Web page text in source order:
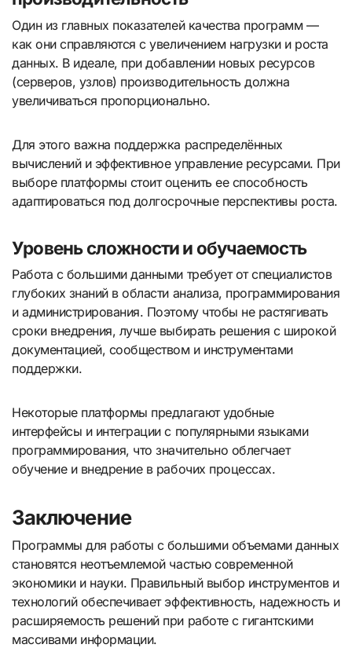
Один из главных показателей качества программ —
как они справляются с увеличением нагрузки и роста
данных. В идеале, при добавлении новых ресурсов
(серверов, узлов) производительность должна
увеличиваться пропорционально.
Для этого важна поддержка распределённых
вычислений и эффективное управление ресурсами. При
выборе платформы стоит оценить ее способность
адаптироваться под долгосрочные перспективы роста.
Уровень сложности и обучаемость
Работа с большими данными требует от специалистов
глубоких знаний в области анализа, программирования
и администрирования. Поэтому чтобы не растягивать
сроки внедрения, лучше выбирать решения с широкой
документацией, сообществом и инструментами
поддержки.
Некоторые платформы предлагают удобные
интерфейсы и интеграции с популярными языками
программирования, что значительно облегчает
обучение и внедрение в рабочих процессах.
Заключение
Программы для работы с большими объемами данных
становятся неотъемлемой частью современной
экономики и науки. Правильный выбор инструментов и
технологий обеспечивает эффективность, надежность и
расширяемость решений при работе с гигантскими
массивами информации.